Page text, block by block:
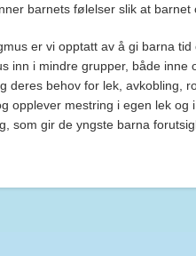
barnets følelser slik at barnet
er vi opptatt av å gi barna
inn i mindre grupper, både
deres behov for lek, avkobling,
opplever mestring i egen lek
som gir de yngste barna